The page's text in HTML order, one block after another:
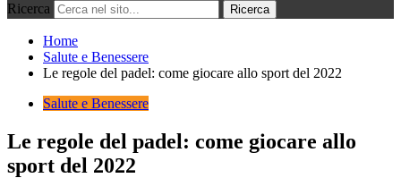
Ricerca
Home
Salute e Benessere
Le regole del padel: come giocare allo sport del 2022
Salute e Benessere
Le regole del padel: come giocare allo
sport del 2022